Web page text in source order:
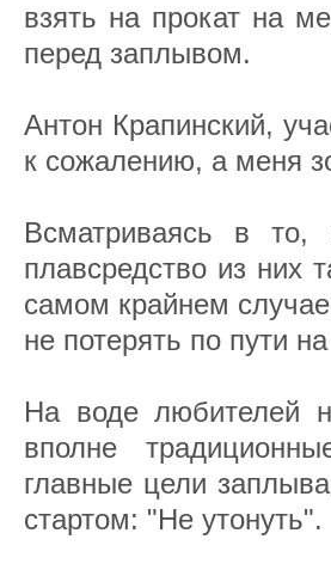
взять на прокат на
перед заплывом.
Антон Крапинский,
к сожалению, а меня
Всматриваясь в
плавсредство из них
самом крайнем
не потерять по пути
На воде любителей
вполне
главные цели
стартом: "Не утонуть".